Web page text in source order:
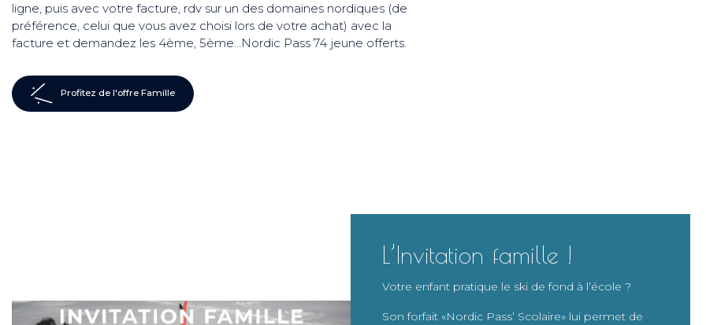
ligne, puis avec votre facture, rdv sur un des domaines nordiques (de
préférence, celui que vous avez choisi lors de votre achat) avec la
facture et demandez les 4ème, 5ème…Nordic Pass 74 jeune offerts.
Profitez de l'offre Famille
L’Invitation famille !
Votre enfant pratique le ski de fond à l’école ?
Son forfait «Nordic Pass’ Scolaire» lui permet de